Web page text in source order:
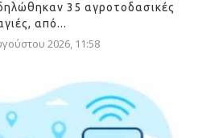
35 αγροτοδασικές
από...
2026, 11:58